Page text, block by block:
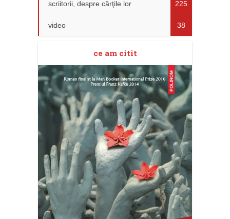
scriitorii, despre cărţile lor 225
video 38
ce am citit